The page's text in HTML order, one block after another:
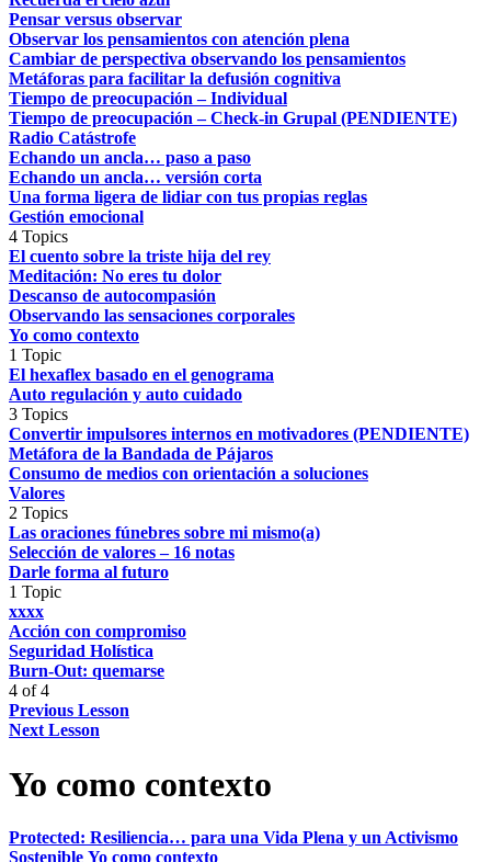
Pensar versus observar
Observar los pensamientos con atención plena
Cambiar de perspectiva observando los pensamientos
Metáforas para facilitar la defusión cognitiva
Tiempo de preocupación – Individual
Tiempo de preocupación – Check-in Grupal (PENDIENTE)
Radio Catástrofe
Echando un ancla… paso a paso
Echando un ancla… versión corta
Una forma ligera de lidiar con tus propias reglas
Gestión emocional
4 Topics
El cuento sobre la triste hija del rey
Meditación: No eres tu dolor
Descanso de autocompasión
Observando las sensaciones corporales
Yo como contexto
1 Topic
El hexaflex basado en el genograma
Auto regulación y auto cuidado
3 Topics
Convertir impulsores internos en motivadores (PENDIENTE)
Metáfora de la Bandada de Pájaros
Consumo de medios con orientación a soluciones
Valores
2 Topics
Las oraciones fúnebres sobre mi mismo(a)
Selección de valores – 16 notas
Darle forma al futuro
1 Topic
xxxx
Acción con compromiso
Seguridad Holística
Burn-Out: quemarse
4 of 4
Previous Lesson
Next Lesson
Yo como contexto
Protected: Resiliencia… para una Vida Plena y un Activismo
Sostenible Yo como contexto